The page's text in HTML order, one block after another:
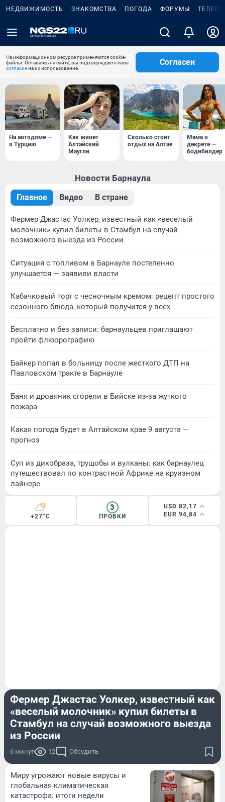
НЕДВИЖИМОСТЬ ЗНАКОМСТВА ПОГОДА ФОРУМЫ
На информационном ресурсе применяются cookie-
файлы. Оставаясь на сайте, вы подтверждаете свое
согласиена их использование.
Согласен
На автодоме —
в Турцию
Как живет
Алтайский
Маугли
Сколько стоит
отдых на Алтае
Мама в
декрете —
бодибилдер
Новости Барнаула
Главное Видео В стране
Фермер Джастас Уолкер, известный как «веселый
молочник» купил билеты в Стамбул на случай
возможного выезда из России
Ситуация с топливом в Барнауле постепенно
улучшается — заявили власти
Кабачковый торт с чесночным кремом: рецепт простого
сезонного блюда, который получится у всех
Бесплатно и без записи: барнаульцев приглашают
пройти флюорографию
Байкер попал в больницу после жесткого ДТП на
Павловском тракте в Барнауле
Баня и дровяник сгорели в Бийске из-за жуткого
пожара
Какая погода будет в Алтайском крае 9 августа —
прогноз
Суп из дикобраза, трущобы и вулканы: как барнаулец
путешествовал по контрастной Африке на круизном
лайнере
+27°C
3
ПРОБКИ
USD 82,17
EUR 94,84
Фермер Джастас Уолкер, известный как
«веселый молочник» купил билеты в
Стамбул на случай возможного выезда
из России
6 минут 12 Обсудить
Миру угрожают новые вирусы и
глобальная климатическая
катастрофа: итоги недели